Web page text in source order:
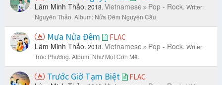
Lâm Minh Thảo. 2018. Vietnamese Pop - Rock. Writer:
Nguyên Thảo. Album: Nửa Đêm Nguyện Cầu.
Mưa Nửa Đêm FLAC
Lâm Minh Thảo. 2018. Vietnamese Pop - Rock. Writer:
Trúc Phương. Album: Như Một Cơn Mê.
Trước Giờ Tạm Biệt FLAC